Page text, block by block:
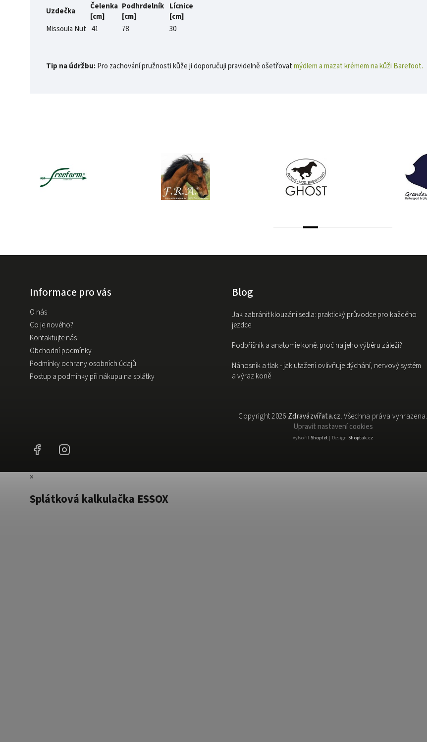
Uzdečka
Čelenka
[cm]
Podhrdelník
[cm]
Lícnice
[cm]
Missoula Nut 41 78 30
Tip na údržbu:Pro zachování pružnosti kůže ji doporučuji pravidelně ošetřovatmýdlem a mazat krémem na kůži Barefoot.
Informace pro vás
O nás
Co je nového?
Kontaktujte nás
Obchodní podmínky
Podmínky ochrany osobních údajů
Postup a podmínky při nákupu na splátky
Blog
Jak zabránit klouzání sedla: praktický průvodce pro každého
jezdce
Podbřišník a anatomie koně: proč na jeho výběru záleží?
Nánosník a tlak - jak utažení ovlivňuje dýchání, nervový systém
a výraz koně
Copyright 2026 Zdravázvířata.cz. Všechna práva vyhrazena.
Upravit nastavení cookies
Vytvořil Shoptet| Design Shoptak.cz
Facebook
×
Splátková kalkulačka ESSOX